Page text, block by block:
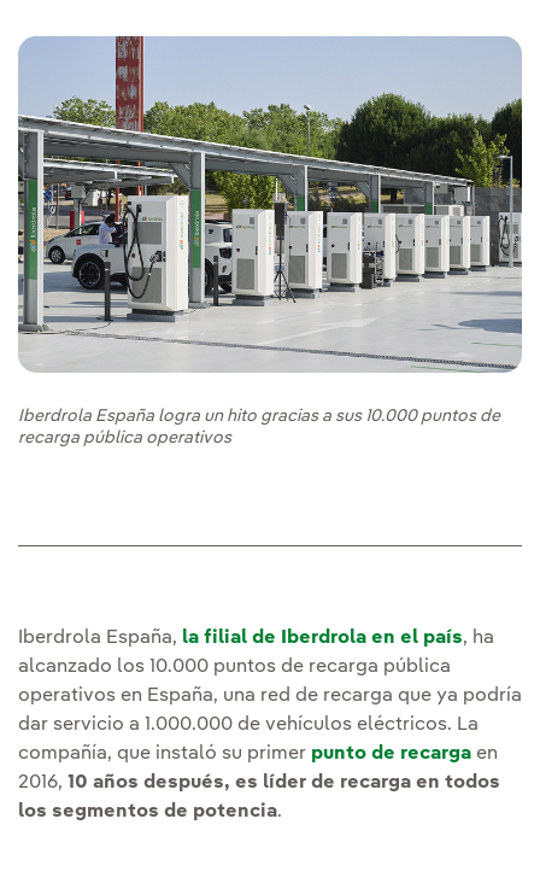
Iberdrola España logra un hito gracias a sus 10.000 puntos de
recarga pública operativos
Iberdrola España, la filial de Iberdrola en el país, ha
alcanzado los 10.000 puntos de recarga pública
operativos en España, una red de recarga que ya podría
dar servicio a 1.000.000 de vehículos eléctricos. La
compañía, que instaló su primer punto de recarga en
2016, 10 años después, es líder de recarga en todos
los segmentos de potencia.